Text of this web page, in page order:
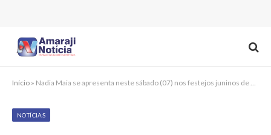
Início » Nadia Maia se apresenta neste sábado (07) nos festejos juninos de Amaraji
NOTÍCIAS